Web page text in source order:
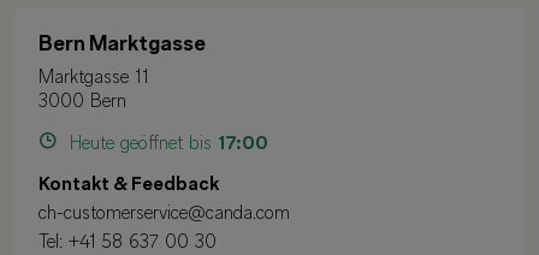
Bern Marktgasse
Marktgasse 11
3000 Bern
Heute geöffnet bis 17:00
Kontakt & Feedback
ch-customerservice@canda.com
Tel: +41 58 637 00 30